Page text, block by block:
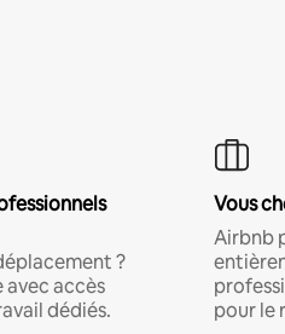
?
avec accès
dédiés.
Vous
Airbnb
pour le